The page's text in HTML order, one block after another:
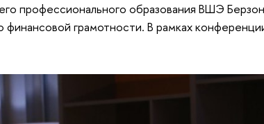
профессионального образования ВШЭ
финансовой грамотности. В рамках